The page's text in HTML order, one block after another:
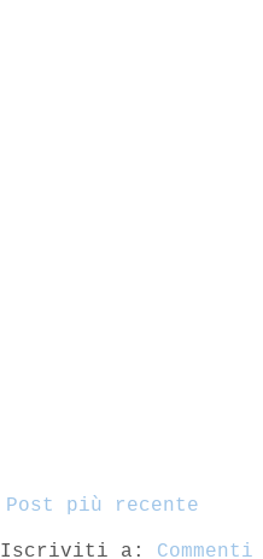
Post più recente
Iscriviti a: